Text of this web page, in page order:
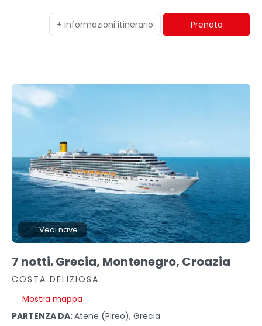
+ informazioni itinerario Prenota
Vedi nave
7 notti. Grecia, Montenegro, Croazia
COSTA DELIZIOSA
Mostra mappa
PARTENZA DA:Atene (pireo), Grecia